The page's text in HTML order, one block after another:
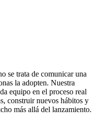
se trata de comunicar una
la adopten. Nuestra
equipo en el proceso real
construir nuevos hábitos y
más allá del lanzamiento.